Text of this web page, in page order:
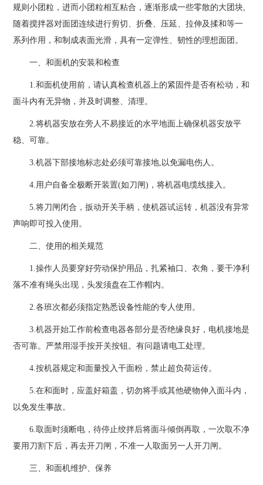
规则小团粒，进而小团粒相互粘合，逐渐形成一些零散的大团块,
随着搅拌器对面团连续进行剪切、折叠、压延、拉伸及揉和等一
系列作用，和制成表面光滑，具有一定弹性、韧性的理想面团。
一、和面机的安装和检查
1.和面机使用前，请认真检查机器上的紧固件是否有松动，和
面斗内有无异物，并及时调整、清理。
2.将机器安放在旁人不易接近的水平地面上确保机器安放平
稳、可靠。
3.机器下部接地标志处必须可靠接地,以免漏电伤人。
4.用户自备全极断开装置(如刀闸)，将机器电缆线接入。
5.将刀闸闭合，扳动开关手柄，使机器试运转，机器没有异常
声响即可投入使用。
二、使用的相关规范
1.操作人员要穿好劳动保护用品，扎紧袖口、衣角，要干净利
落不准有绳头出现，头发须盘在工作帽内。
2.各班次都必须指定熟悉设备性能的专人使用。
3.机器开始工作前检查电器各部分是否绝缘良好，电机接地是
否可靠。严禁用湿手按开关按钮。有问题请电工处理。
4.按机器规定和面量投入干面粉，禁止超负荷运传。
5.在和面时，应盖好箱盖，切勿将手或其他硬物伸入面斗内，
以免发生事故。
6.取面时须断电，待停止绞拌后将面斗倾倒再取，一次取不净
要用刀割下后，再去开刀闸，不准一人取面另一人开刀闸。
三、和面机维护、保养